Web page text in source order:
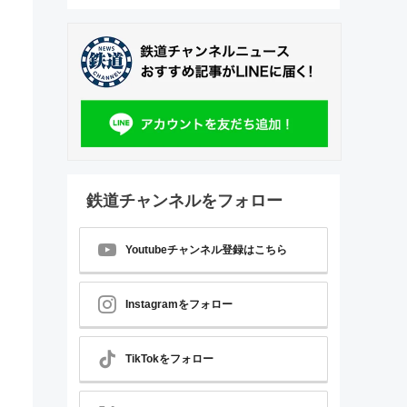
鉄道チャンネルをフォロー
Youtubeチャンネル登録はこちら
Instagramをフォロー
TikTokをフォロー